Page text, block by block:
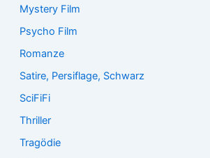
Mystery Film
Psycho Film
Romanze
Satire, Persiflage, Schwarz
SciFiFi
Thriller
Tragödie